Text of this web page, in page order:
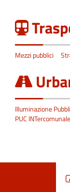
Mezzi pubblici
Illuminazione
PUC INTercomunale